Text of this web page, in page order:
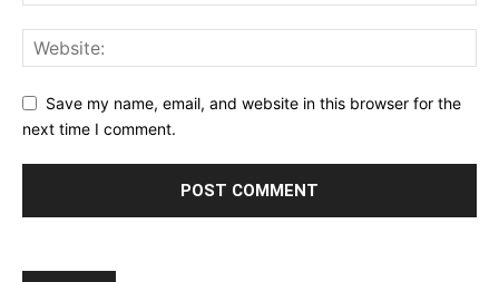
Save my name, email, and website in this browser for the
next time I comment.